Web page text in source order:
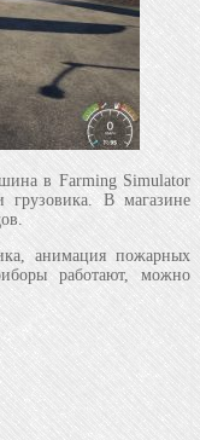
в Farming Simulator
грузовика. В магазине
анимация пожарных
работают, можно